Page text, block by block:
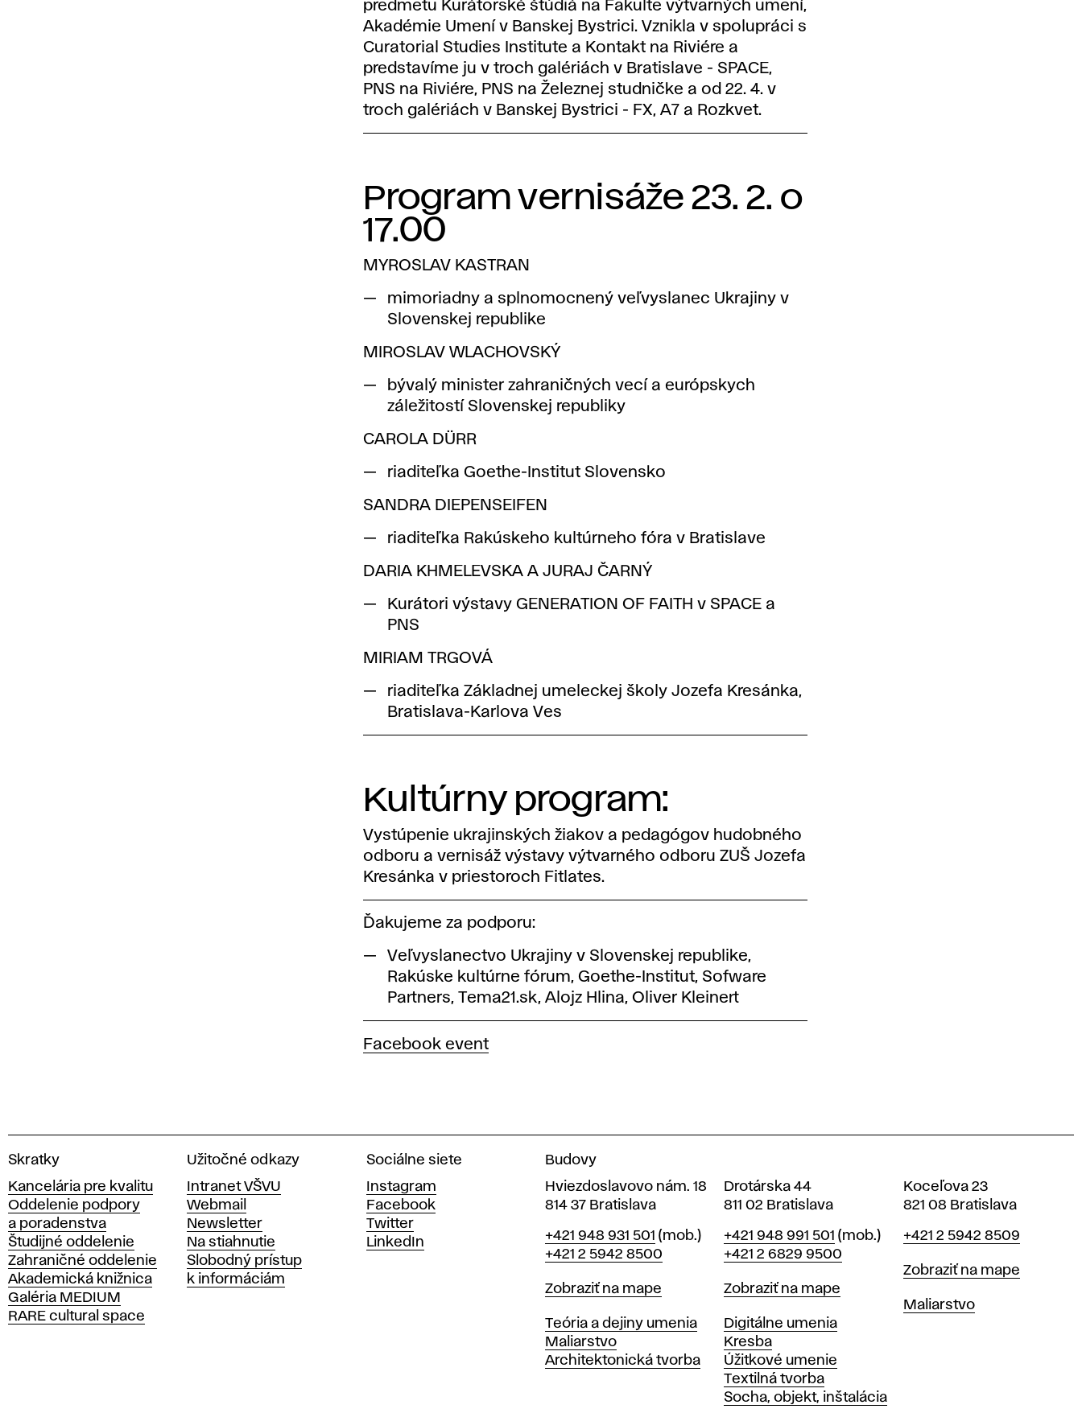
predmetu Kurátorské štúdiá na Fakulte výtvarných umení,
Akadémie Umení v Banskej Bystrici. Vznikla v spolupráci s
Curatorial Studies Institute a Kontakt na Riviére a
predstavíme ju v troch galériách v Bratislave - SPACE,
PNS na Riviére, PNS na Železnej studničke a od 22. 4. v
troch galériách v Banskej Bystrici - FX, A7 a Rozkvet.
Program vernisáže 23. 2. o
17.00
MYROSLAV KASTRAN
mimoriadny a splnomocnený veľvyslanec Ukrajiny v
Slovenskej republike
MIROSLAV WLACHOVSKÝ
bývalý minister zahraničných vecí a európskych
záležitostí Slovenskej republiky
CAROLA DÜRR
riaditeľka Goethe-Institut Slovensko
SANDRA DIEPENSEIFEN
riaditeľka Rakúskeho kultúrneho fóra v Bratislave
DARIA KHMELEVSKA A JURAJ ČARNÝ
Kurátori výstavy GENERATION OF FAITH v SPACE a
PNS
MIRIAM TRGOVÁ
riaditeľka Základnej umeleckej školy Jozefa Kresánka,
Bratislava-Karlova Ves
Kultúrny program:
Vystúpenie ukrajinských žiakov a pedagógov hudobného
odboru a vernisáž výstavy výtvarného odboru ZUŠ Jozefa
Kresánka v priestoroch Fitlates.
Ďakujeme za podporu:
Veľvyslanectvo Ukrajiny v Slovenskej republike,
Rakúske kultúrne fórum, Goethe-Institut, Sofware
Partners, Tema21.sk, Alojz Hlina, Oliver Kleinert
Facebook event
V
s
o
k
á
š
k
o
l
Skratky
Kancelária pre kvalitu
Oddelenie podpory
a poradenstva
Študijné oddelenie
Zahraničné oddelenie
Akademická knižnica
Galéria MEDIUM
RARE cultural space
Užitočné odkazy
Intranet VŠVU
Webmail
Newsletter
Na stiahnutie
Slobodný prístup
k informáciám
Sociálne siete
Instagram
Facebook
Twitter
LinkedIn
Budovy
Hviezdoslavovo nám. 18
814 37 Bratislava
Telefón
+421 948 931 501 (mob.)
+421 2 5942 8500
Mapa
Zobraziť na mape
Katedry
Teória a dejiny umenia
Maliarstvo
Architektonická tvorba
Drotárska 44
811 02 Bratislava
Telefón
+421 948 991 501 (mob.)
+421 2 6829 9500
Mapa
Zobraziť na mape
Katedry
Digitálne umenia
Kresba
Úžitkové umenie
Textilná tvorba
Socha, objekt, inštalácia
Koceľova 23
821 08 Bratislava
Telefón
+421 2 5942 8509
Mapa
Zobraziť na mape
Katedry
Maliarstvo